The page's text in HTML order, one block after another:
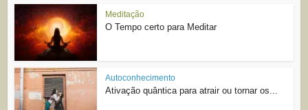
Meditação
O Tempo certo para Meditar
Autoconhecimento
Ativação quântica para atrair ou tornar os...